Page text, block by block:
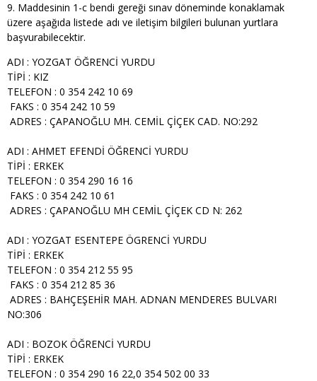
9. Maddesinin 1-c bendi gereği sınav döneminde konaklamak
üzere aşağıda listede adı ve iletişim bilgileri bulunan yurtlara
başvurabilecektir.
ADI : YOZGAT ÖĞRENCİ YURDU
TİPİ : KIZ
TELEFON : 0 354 242 10 69
FAKS : 0 354 242 10 59
ADRES : ÇAPANOĞLU MH. CEMİL ÇİÇEK CAD. NO:292
ADI : AHMET EFENDİ ÖĞRENCİ YURDU
TİPİ : ERKEK
TELEFON : 0 354 290 16 16
FAKS : 0 354 242 10 61
ADRES : ÇAPANOĞLU MH CEMİL ÇİÇEK CD N: 262
ADI : YOZGAT ESENTEPE ÖGRENCİ YURDU
TİPİ : ERKEK
TELEFON : 0 354 212 55 95
FAKS : 0 354 212 85 36
ADRES : BAHÇEŞEHİR MAH. ADNAN MENDERES BULVARI
NO:306
ADI : BOZOK ÖĞRENCİ YURDU
TİPİ : ERKEK
TELEFON : 0 354 290 16 22,0 354 502 00 33